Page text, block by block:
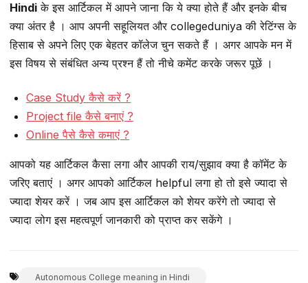
Hindi के इस आर्टिकल में आपने जाना कि ये क्या होते हैं और इनके बीच
क्या अंतर है । आप अपनी सहूलियत और collegeduniya की रेटिंग्स के
हिसाब से अपने लिए एक बेहतर कॉलेज चुन सकते हैं । अगर आपके मन में
इस विषय से संबंधित अन्य प्रश्न हैं तो नीचे कमेंट करके जरूर पूछें ।
Case Study कैसे करें ?
Project file कैसे बनाएं ?
Online पैसे कैसे कमाएं ?
आपको यह आर्टिकल कैसा लगा और आपकी राय/सुझाव क्या है कॉमेंट के
जरिए बताएं । अगर आपको आर्टिकल helpful लगा हो तो इसे ज्यादा से
ज्यादा शेयर करें । जब आप इस आर्टिकल को शेयर करेंगे तो ज्यादा से
ज्यादा लोग इस महत्वपूर्ण जानकारी को प्राप्त कर सकेंगे ।
Autonomous College meaning in Hindi